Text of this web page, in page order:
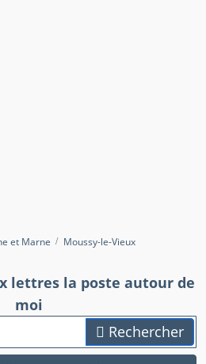
et Marne
Moussy-le-Vieux
lettres la poste autour de
moi
Rechercher